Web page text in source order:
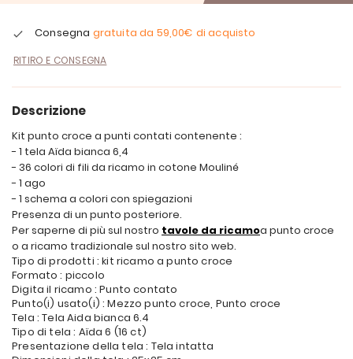
Consegna gratuita da 59,00€ di acquisto
RITIRO E CONSEGNA
Descrizione
Kit punto croce a punti contati contenente :
- 1 tela Aïda bianca 6,4
- 36 colori di fili da ricamo in cotone Mouliné
- 1 ago
- 1 schema a colori con spiegazioni
Presenza di un punto posteriore.
Per saperne di più sul nostro tavole da ricamoa punto croce
o a ricamo tradizionale sul nostro sito web.
Tipo di prodotti : kit ricamo a punto croce
Formato : piccolo
Digita il ricamo : Punto contato
Punto(i) usato(i) : Mezzo punto croce, Punto croce
Tela : Tela Aida bianca 6.4
Tipo di tela : Aïda 6 (16 ct)
Presentazione della tela : Tela intatta